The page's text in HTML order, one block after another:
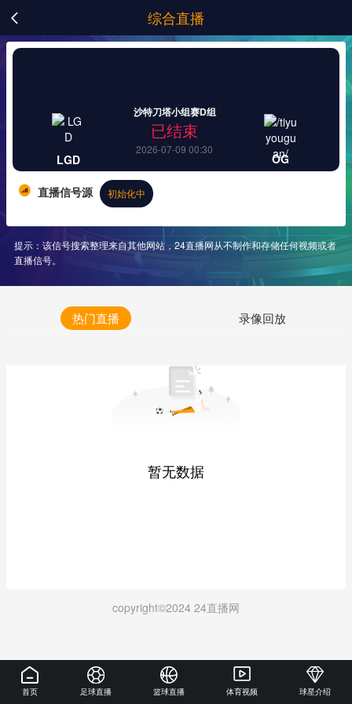
 综合直播
LGD
沙特刀塔小组赛D组
已结束
2026-07-09 00:30
OG
直播信号源 初始化中
提示：该信号搜索整理来自其他网站，24直播网从不制作和存储任何视频或者
直播信号。
热门直播 录像回放
暂无数据
copyright©2024 24直播网
首页 足球直播 篮球直播 体育视频 球星介绍